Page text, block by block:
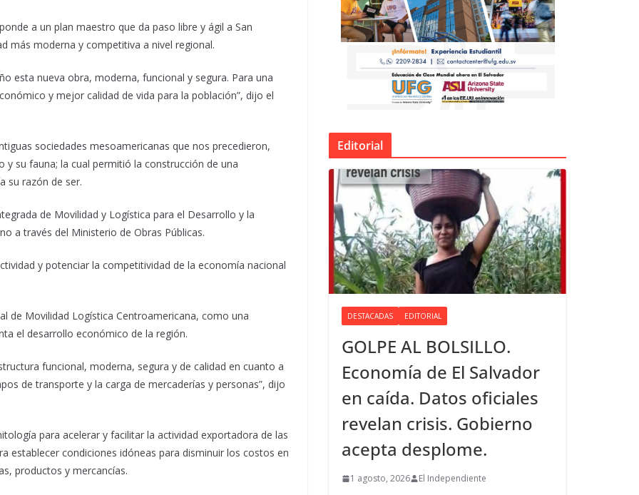
a un plan maestro que da paso libre y ágil a San
más moderna y competitiva a nivel regional.
esta nueva obra, moderna, funcional y segura. Para una
y mejor calidad de vida para la población”, dijo el
sociedades mesoamericanas que nos precedieron,
su fauna; la cual permitió la construcción de una
su razón de ser.
de Movilidad y Logística para el Desarrollo y la
a través del Ministerio de Obras Públicas.
y potenciar la competitividad de la economía nacional
de Movilidad Logística Centroamericana, como una
el desarrollo económico de la región.
funcional, moderna, segura y de calidad en cuanto a
de transporte y la carga de mercaderías y personas”, dijo
para acelerar y facilitar la actividad exportadora de las
establecer condiciones idóneas para disminuir los costos en
productos y mercancías.
Editorial
DESTACADAS EDITORIAL
GOLPE AL BOLSILLO.
Economía de El Salvador
en caída. Datos oficiales
revelan crisis. Gobierno
acepta desplome.
1 agosto, 2026 El Independiente